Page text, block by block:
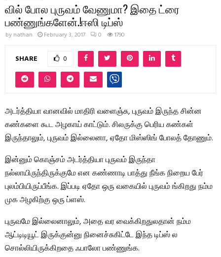
வில் போல புருவம் வேணுமா? இதை ட்ரை
பண்ணுங்களேன்.!ஈஸி டிப்ஸ்
by nathan February 3, 2017 0 1790
SHARE 0
அடர்த்தியா வானவில் மாதிரி வளைஞ்சு, புருவம் இருந்த சின்ன
கண்களை கூட அழகாய் காட்டும். சிலருக்கு பெரிய கண்கள்
இருந்தாலும், புருவம் இல்லைனா, ஏதோ மிஸ்ஸிங் போலத் தோணும்.
இன்னும் கொஞ்சம் அடர்த்தியா புருவம் இருந்தா
நல்லாயிருந்திருக்குமே என கண்ணாடி பாத்து நீங்க நிறைய பேர்
புலம்பியிருப்பீங்க. இப்படி ஏதோ ஒரு வகையில் புருவம் ங்கிறது நம்ம
முக அழகிற்கு ஒரு ப்ளஸ்.
புருவமே இல்லைனாலும், அதை வர வைக்கிறதுலதான் நம்ம
ஆட்டிடியூட் இருக்குன்னு நினைச்சுகிட்டே இந்த டிப்ஸ் ல
சொல்லியிருக்கிறதை ஃபாலோ பண்ணுங்க.